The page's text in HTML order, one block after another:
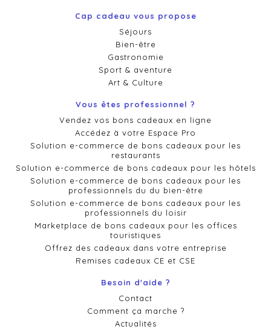
Cap cadeau vous propose
Séjours
Bien-être
Gastronomie
Sport & aventure
Art & Culture
Vous êtes professionnel ?
Vendez vos bons cadeaux en ligne
Accédez à votre Espace Pro
Solution e-commerce de bons cadeaux pour les
restaurants
Solution e-commerce de bons cadeaux pour les hôtels
Solution e-commerce de bons cadeaux pour les
professionnels du du bien-être
Solution e-commerce de bons cadeaux pour les
professionnels du loisir
Marketplace de bons cadeaux pour les offices
touristiques
Offrez des cadeaux dans votre entreprise
Remises cadeaux CE et CSE
Besoin d'aide ?
Contact
Comment ça marche ?
Actualités